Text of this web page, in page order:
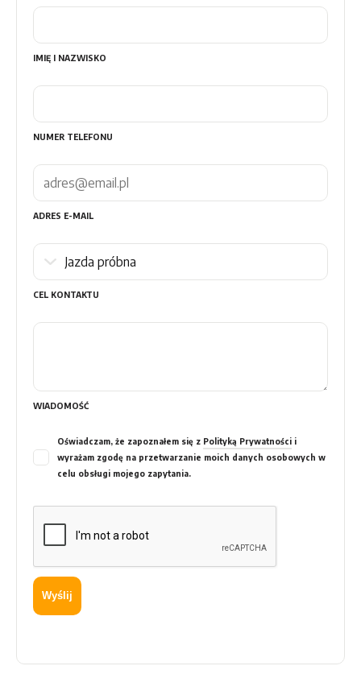
IMIĘ I NAZWISKO
NUMER TELEFONU
ADRES E-MAIL
CEL KONTAKTU
WIADOMOŚĆ
Oświadczam, że zapoznałem się z Polityką Prywatności i
wyrażam zgodę na przetwarzanie moich danych osobowych w
celu obsługi mojego zapytania.
Wyślij